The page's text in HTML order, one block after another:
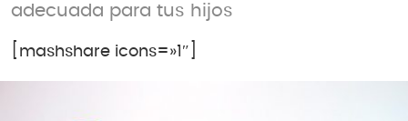
adecuada para tus hijos
[mashshare icons=»1″]